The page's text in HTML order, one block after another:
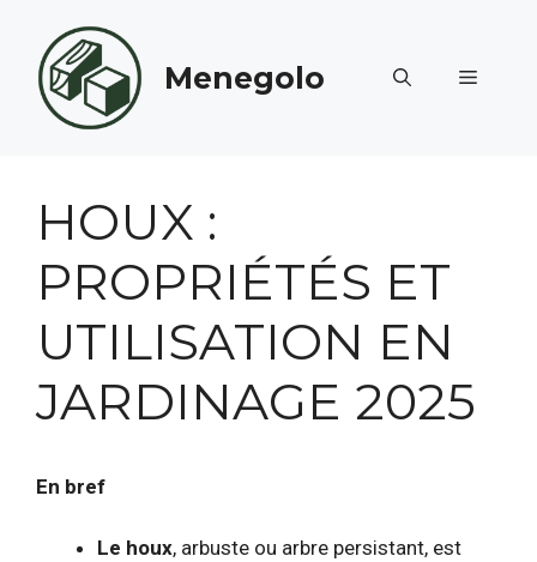
contenu
Menegolo MENU
HOUX :
PROPRIÉTÉS ET
UTILISATION EN
JARDINAGE 2025
En bref
Le houx, arbuste ou arbre persistant, est